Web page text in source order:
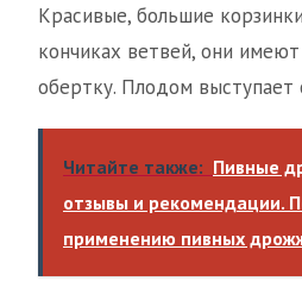
Красивые, большие
кончиках ветвей, они
обертку. Плодом выступает
Читайте также: Пивные
отзывы и рекомендации.
применению пивных